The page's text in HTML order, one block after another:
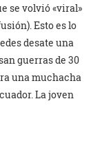
se volvió «viral»
Esto es lo
desate una
guerras de 30
una muchacha
La joven